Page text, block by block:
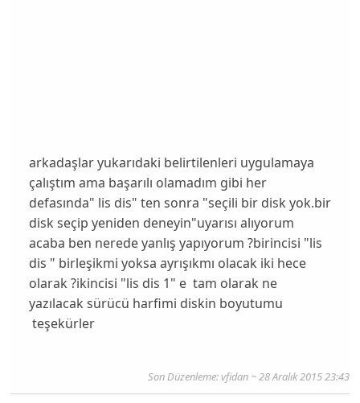
arkadaşlar yukarıdaki belirtilenleri uygulamaya
çalıştım ama başarılı olamadım gibi her
defasında" lis dis" ten sonra "seçili bir disk yok.bir
disk seçip yeniden deneyin"uyarısı alıyorum
acaba ben nerede yanlış yapıyorum ?birincisi "lis
dis " birleşikmi yoksa ayrışıkmı olacak iki hece
olarak ?ikincisi "lis dis 1" e tam olarak ne
yazılacak sürücü harfimi diskin boyutumu
teşekürler
Son Düzenleme: vfidan ~ 28 Aralık 2015 23:43